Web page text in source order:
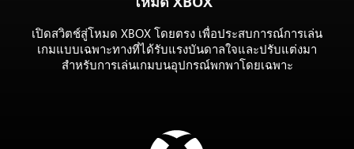
เปิดสวิตช์สู่โหมด XBOX โดยตรง เพื่อประสบการณ์การเล่น
เกมแบบเฉพาะทางที่ได้รับแรงบันดาลใจและปรับแต่งมา
สำหรับการเล่นเกมบนอุปกรณ์พกพาโดยเฉพาะ